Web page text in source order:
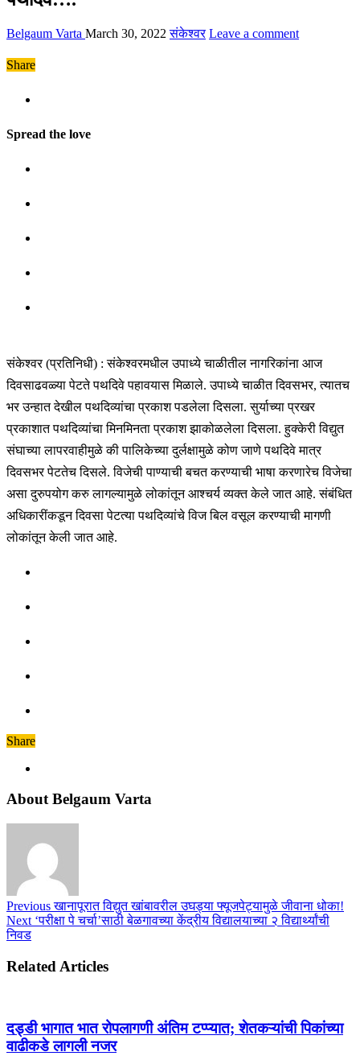
Belgaum Varta March 30, 2022 संकेश्वर Leave a comment
Share
Spread the love
संकेश्वर (प्रतिनिधी) : संकेश्वरमधील उपाध्ये चाळीतील नागरिकांना आज
दिवसाढवळ्या पेटते पथदिवे पहावयास मिळाले. उपाध्ये चाळीत दिवसभर, त्यातच
भर उन्हात देखील पथदिव्यांचा प्रकाश पडलेला दिसला. सुर्याच्या प्रखर
प्रकाशात पथदिव्यांचा मिनमिनता प्रकाश झाकोळलेला दिसला. हुक्केरी विद्युत
संघाच्या लापरवाहीमुळे की पालिकेच्या दुर्लक्षामुळे कोण जाणे पथदिवे मात्र
दिवसभर पेटतेच दिसले. विजेची पाण्याची बचत करण्याची भाषा करणारेच विजेचा
असा दुरुपयोग करु लागल्यामुळे लोकांतून आश्चर्य व्यक्त केले जात आहे. संबंधित
अधिकारींकडून दिवसा पेटत्या पथदिव्यांचे विज बिल वसूल करण्याची मागणी
लोकांतून केली जात आहे.
Share
About Belgaum Varta
Previousखानापूरात विद्युत खांबावरील उघड्या फ्यूजपेट्यामुळे जीवाना धोका!
Next ‘परीक्षा पे चर्चा’साठी बेळगावच्या केंद्रीय विद्यालयाच्या २ विद्यार्थ्यांची
निवड
Related Articles
दड्डी भागात भात रोपलागणी अंतिम टप्प्यात; शेतकऱ्यांची पिकांच्या
वाढीकडे लागली नजर